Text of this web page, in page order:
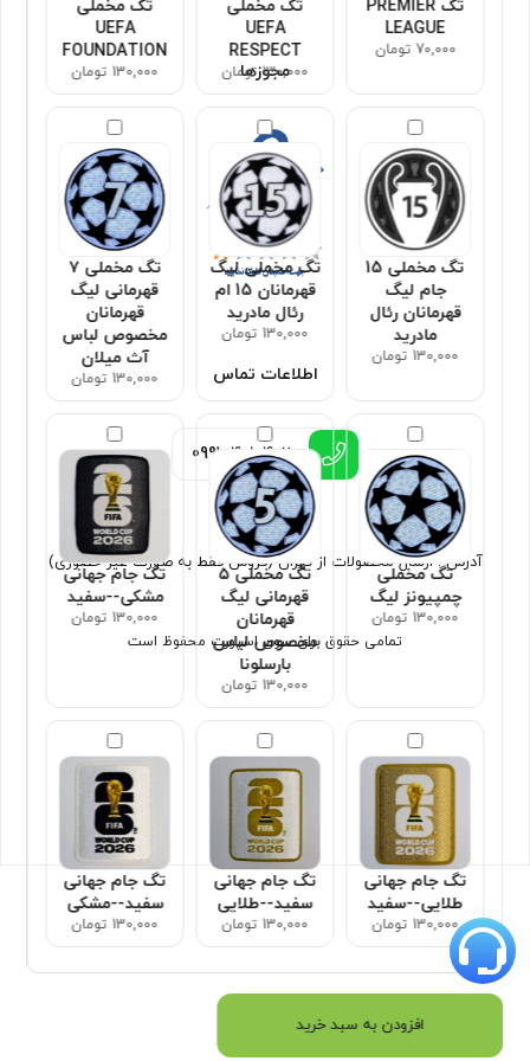
تگ PREMIER
LEAGUE
70,000 تومان
تگ مخملی
UEFA
RESPECT
130,000 تومان
تگ مخملی
UEFA
FOUNDATION
130,000 تومان
تگ مخملی 15
جام لیگ
قهرمانان رئال
مادرید
130,000 تومان
تگ مخملی لیگ
قهرمانان 15 ام
رئال مادرید
130,000 تومان
تگ مخملی ۷
قهرمانی لیگ
قهرمانان
مخصوص لباس
آث میلان
130,000 تومان
تگ مخملی
چمپیونز لیگ
130,000 تومان
تگ مخملی ۵
قهرمانی لیگ
قهرمانان
مخصوص لباس
بارسلونا
130,000 تومان
تگ جام جهانی
مشکی--سفید
130,000 تومان
تگ جام جهانی
طلایی--سفید
130,000 تومان
تگ جام جهانی
سفید--طلایی
130,000 تومان
تگ جام جهانی
سفید--مشکی
130,000 تومان
افزودن به سبد خرید
مجوزها
اطلاعات تماس
0991 4010402
آدرس : ارسال محصولات از تهران (فروش فقط به صورت غیر حضوری)
تمامی حقوق برای سون اسپورت محفوظ است